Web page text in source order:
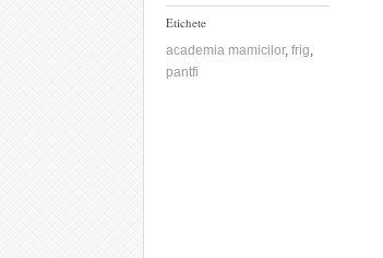
Etichete
academia mamicilor, frig
pantfi